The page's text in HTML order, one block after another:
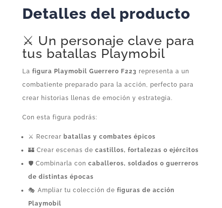
Detalles del producto
⚔️ Un personaje clave para
tus batallas Playmobil
La figura Playmobil Guerrero F223 representa a un
combatiente preparado para la acción, perfecto para
crear historias llenas de emoción y estrategia.
Con esta figura podrás:
⚔️ Recrear batallas y combates épicos
🏰 Crear escenas de castillos, fortalezas o ejércitos
🛡️ Combinarla con caballeros, soldados o guerreros
de distintas épocas
🎭 Ampliar tu colección de figuras de acción
Playmobil